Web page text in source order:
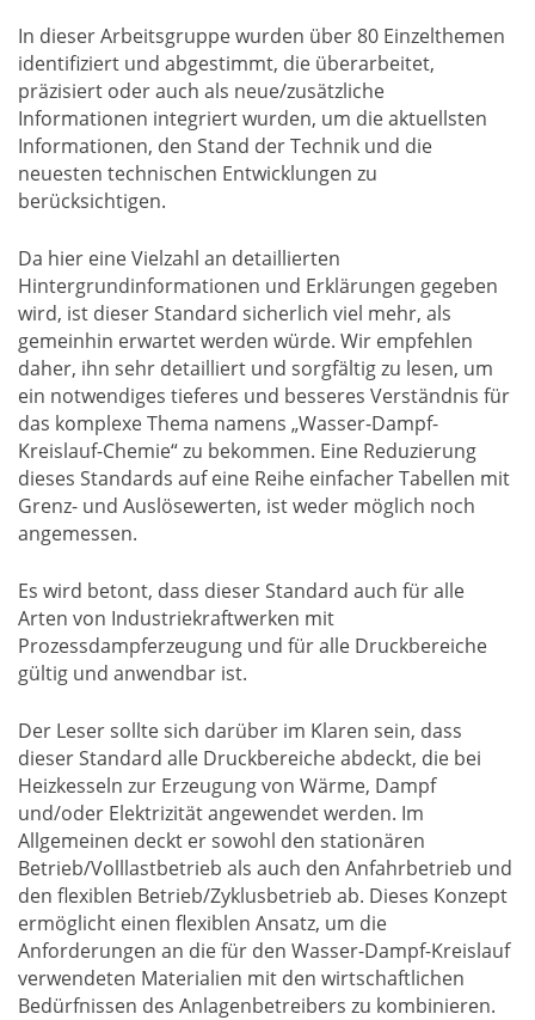
In dieser Arbeitsgruppe wurden über 80 Einzelthemen
identifiziert und abgestimmt, die überarbeitet,
präzisiert oder auch als neue/zusätzliche
Informationen integriert wurden, um die aktuellsten
Informationen, den Stand der Technik und die
neuesten technischen Entwicklungen zu
berücksichtigen.
Da hier eine Vielzahl an detaillierten
Hintergrundinformationen und Erklärungen gegeben
wird, ist dieser Standard sicherlich viel mehr, als
gemeinhin erwartet werden würde. Wir empfehlen
daher, ihn sehr detailliert und sorgfältig zu lesen, um
ein notwendiges tieferes und besseres Verständnis für
das komplexe Thema namens „Wasser-Dampf-
Kreislauf-Chemie“ zu bekommen. Eine Reduzierung
dieses Standards auf eine Reihe einfacher Tabellen mit
Grenz- und Auslösewerten, ist weder möglich noch
angemessen.
Es wird betont, dass dieser Standard auch für alle
Arten von Industriekraftwerken mit
Prozessdampferzeugung und für alle Druckbereiche
gültig und anwendbar ist.
Der Leser sollte sich darüber im Klaren sein, dass
dieser Standard alle Druckbereiche abdeckt, die bei
Heizkesseln zur Erzeugung von Wärme, Dampf
und/oder Elektrizität angewendet werden. Im
Allgemeinen deckt er sowohl den stationären
Betrieb/Volllastbetrieb als auch den Anfahrbetrieb und
den flexiblen Betrieb/Zyklusbetrieb ab. Dieses Konzept
ermöglicht einen flexiblen Ansatz, um die
Anforderungen an die für den Wasser-Dampf-Kreislauf
verwendeten Materialien mit den wirtschaftlichen
Bedürfnissen des Anlagenbetreibers zu kombinieren.